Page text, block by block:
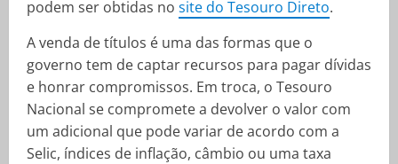
podem ser obtidas no site do Tesouro Direto.
A venda de títulos é uma das formas que o
governo tem de captar recursos para pagar dívidas
e honrar compromissos. Em troca, o Tesouro
Nacional se compromete a devolver o valor com
um adicional que pode variar de acordo com a
Selic, índices de inflação, câmbio ou uma taxa